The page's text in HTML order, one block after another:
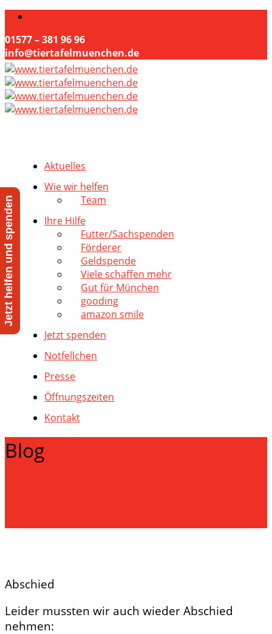
01577 – 381 96 96
info@tiertafelmuenchen.de
Aktuelles
Wie wir helfen
Team
Ihre Hilfe
Futter/Sachspenden
Förderer
Geldspende
Viele schaffen mehr
Gut für München
gooding
amazon smile
Jetzt spenden
Notfellchen
Presse
Öffnungszeiten
Kontakt
Blog
Abschied
Leider mussten wir auch wieder Abschied
nehmen:
Jetzt helfen und spenden